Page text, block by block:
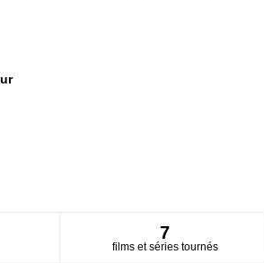
7
films et séries tournés